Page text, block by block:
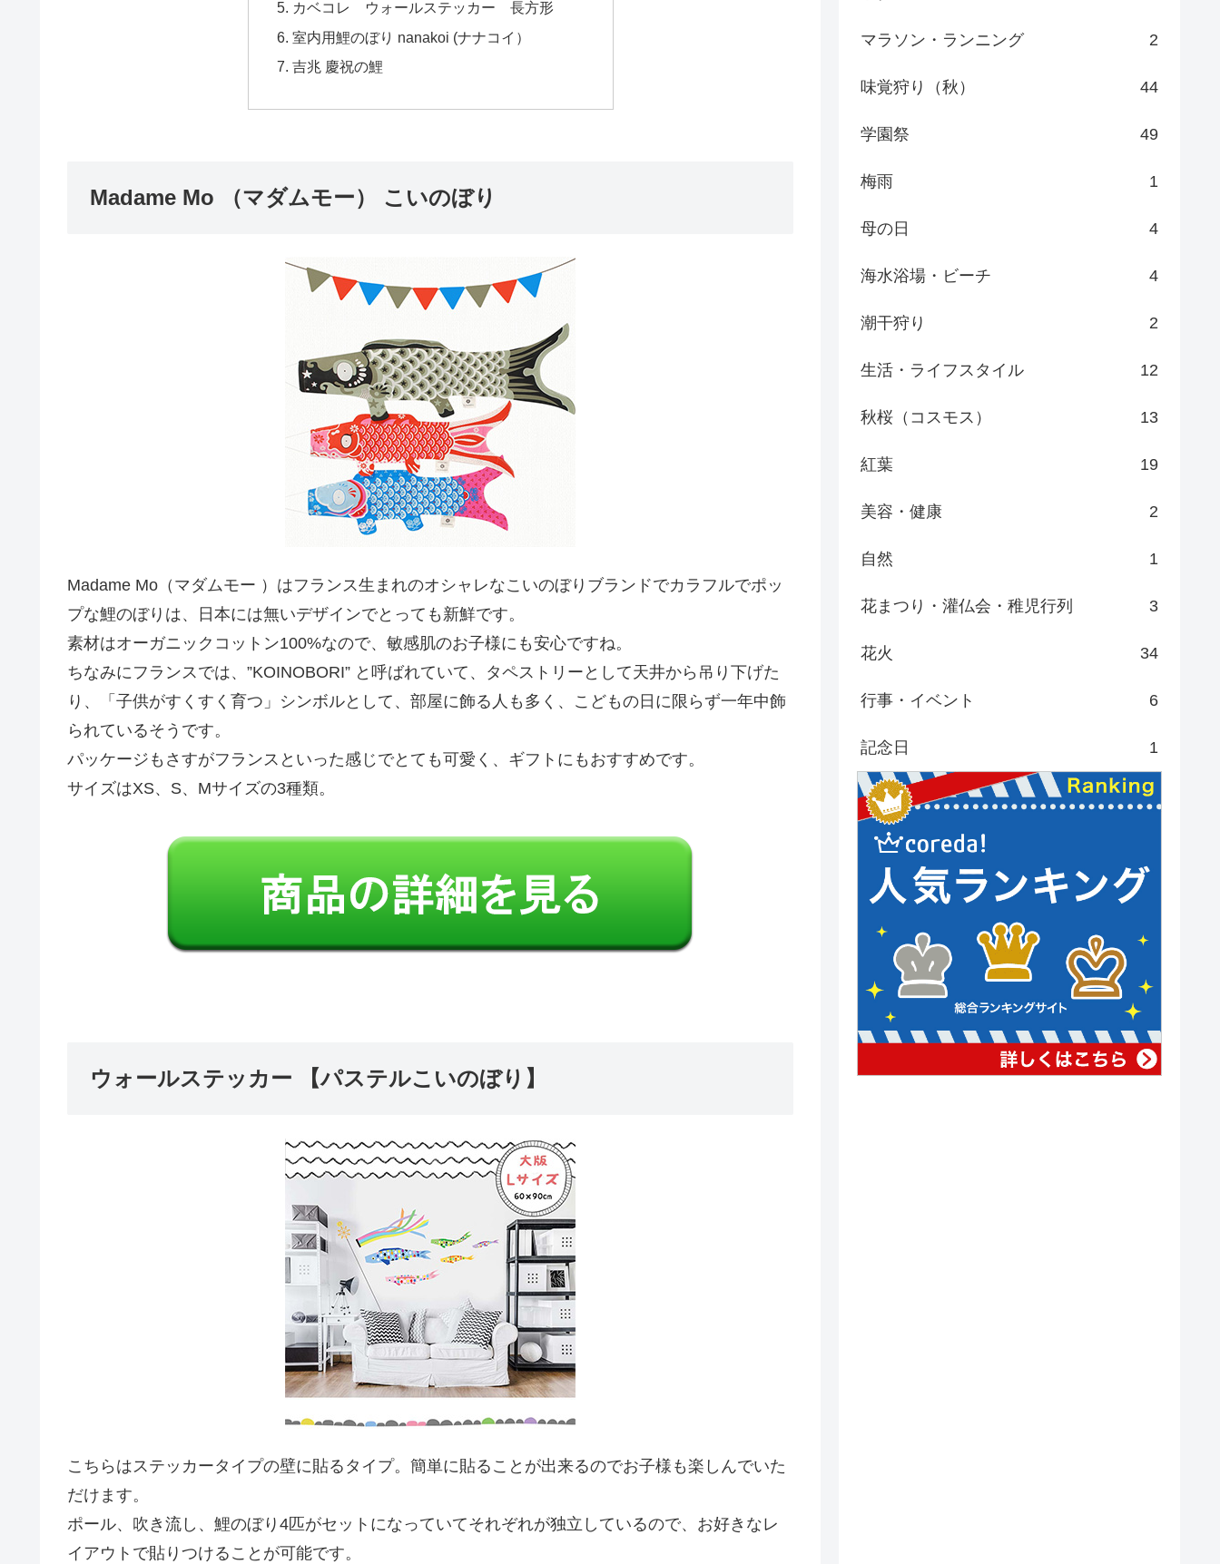
カベコレ ウォールステッカー 長方形
室内用鯉のぼり nanakoi (ナナコイ）
吉兆 慶祝の鯉
Madame Mo （マダムモー） こいのぼり
Madame Mo（マダムモー ）はフランス生まれのオシャレなこいのぼりブランドでカラフルでポッ
プな鯉のぼりは、日本には無いデザインでとっても新鮮です。
素材はオーガニックコットン100%なので、敏感肌のお子様にも安心ですね。
ちなみにフランスでは、”KOINOBORI” と呼ばれていて、タペストリーとして天井から吊り下げた
り、「子供がすくすく育つ」シンボルとして、部屋に飾る人も多く、こどもの日に限らず一年中飾
られているそうです。
パッケージもさすがフランスといった感じでとても可愛く、ギフトにもおすすめです。
サイズはXS、S、Mサイズの3種類。
ウォールステッカー 【パステルこいのぼり】
こちらはステッカータイプの壁に貼るタイプ。簡単に貼ることが出来るのでお子様も楽しんでいた
だけます。
ポール、吹き流し、鯉のぼり4匹がセットになっていてそれぞれが独立しているので、お好きなレ
イアウトで貼りつけることが可能です。
マラソン・ランニング 2
味覚狩り（秋） 44
学園祭 49
梅雨 1
母の日 4
海水浴場・ビーチ 4
潮干狩り 2
生活・ライフスタイル 12
秋桜（コスモス） 13
紅葉 19
美容・健康 2
自然 1
花まつり・灌仏会・稚児行列 3
花火 34
行事・イベント 6
記念日 1